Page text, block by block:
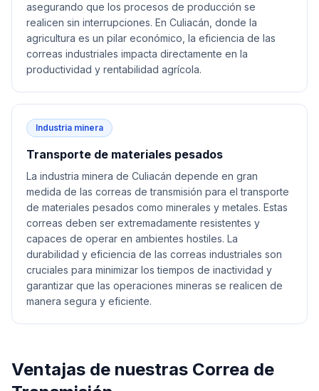
asegurando que los procesos de producción se
realicen sin interrupciones. En Culiacán, donde la
agricultura es un pilar económico, la eficiencia de las
correas industriales impacta directamente en la
productividad y rentabilidad agrícola.
Industria minera
Transporte de materiales pesados
La industria minera de Culiacán depende en gran
medida de las correas de transmisión para el transporte
de materiales pesados como minerales y metales. Estas
correas deben ser extremadamente resistentes y
capaces de operar en ambientes hostiles. La
durabilidad y eficiencia de las correas industriales son
cruciales para minimizar los tiempos de inactividad y
garantizar que las operaciones mineras se realicen de
manera segura y eficiente.
Ventajas de nuestras Correa de